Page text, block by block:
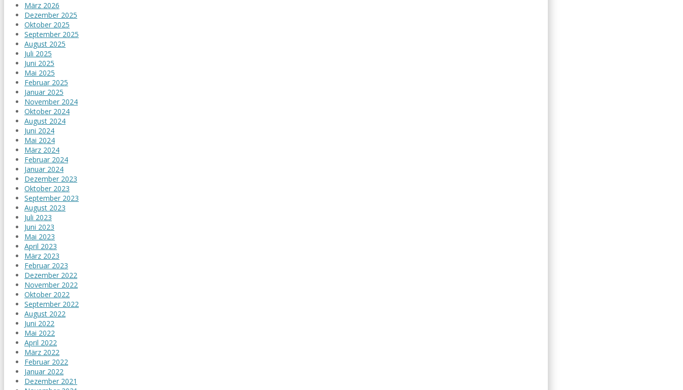
März 2026
Dezember 2025
Oktober 2025
September 2025
August 2025
Juli 2025
Juni 2025
Mai 2025
Februar 2025
Januar 2025
November 2024
Oktober 2024
August 2024
Juni 2024
Mai 2024
März 2024
Februar 2024
Januar 2024
Dezember 2023
Oktober 2023
September 2023
August 2023
Juli 2023
Juni 2023
Mai 2023
April 2023
März 2023
Februar 2023
Dezember 2022
November 2022
Oktober 2022
September 2022
August 2022
Juni 2022
Mai 2022
April 2022
März 2022
Februar 2022
Januar 2022
Dezember 2021